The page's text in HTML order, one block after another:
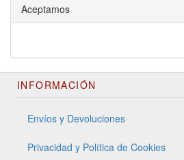
Aceptamos
INFORMACIÓN
Envíos y Devoluciones
Privacidad y Política de Cookies